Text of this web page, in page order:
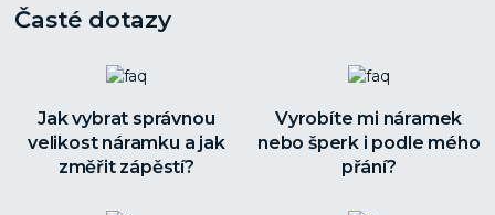
Časté dotazy
Jak vybrat správnou
velikost náramku a jak
změřit zápěstí?
Vyrobíte mi náramek
nebo šperk i podle mého
přání?